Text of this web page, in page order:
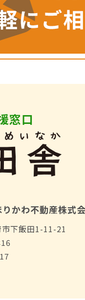
窓口
りかわ不動産株式
下飯田1-11-21